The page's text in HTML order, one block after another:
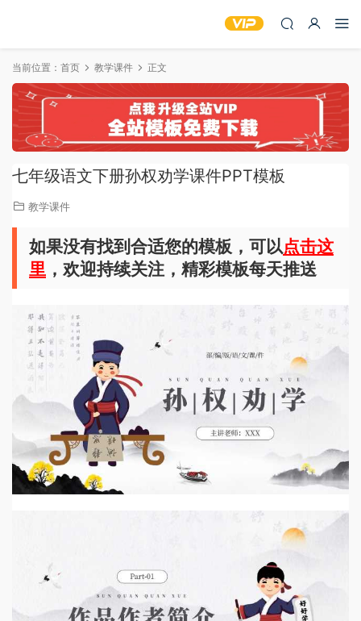
当前位置： 首页 教学课件 正文
七年级语文下册孙权劝学课件PPT模板
教学课件
如果没有找到合适您的模板，可以点击这
里 ，欢迎持续关注，精彩模板每天推送